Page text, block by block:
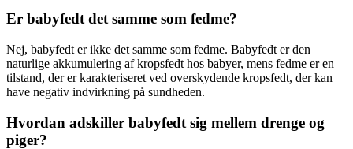
Er babyfedt det samme som fedme?
Nej, babyfedt er ikke det samme som fedme. Babyfedt er den
naturlige akkumulering af kropsfedt hos babyer, mens fedme er en
tilstand, der er karakteriseret ved overskydende kropsfedt, der kan
have negativ indvirkning på sundheden.
Hvordan adskiller babyfedt sig mellem drenge og
piger?